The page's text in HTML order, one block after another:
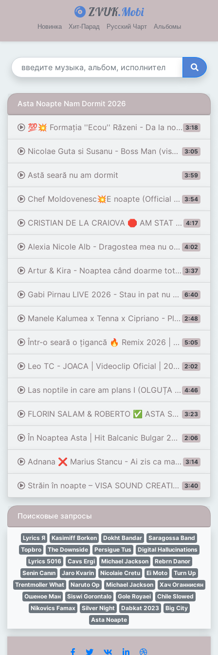
ZVUK.Mobi
Новинка Хит-Парад Русский Чарт Альбомы
Asta Noapte Nam Dormit 2026
3:18
💯💥 Formația ''Ecou'' Răzeni - Da la noapte-oi chefui 💥💯| (Official Video 4K)
3:05
Nicolae Guta si Susanu - Boss Man (visualizer 2026)
3:59
Astă seară nu am dormit
3:54
Chef Moldovenesc💥E noapte (Official Audio 2026)
4:17
CRISTIAN DE LA CRAIOVA 🛑 AM STAT ȘI NEDORMIT 🔥 LIVE 2026 (Barica & leonard Tănase )
4:02
Alexia Nicole Alb - Dragostea mea nu o meritai
3:37
Artur & Kira - Noaptea când doarme tot omul (Etno Hit 2026)
6:40
Gabi Pirnau LIVE 2026 - Stau in pat nu ma ia somnul / Dor mi a fost de tine- Colaj Ascultari
2:48
Manele Kalumea x Tenna x Cipriano - Plâng în noapte [Official Video]
5:05
Într-o seară o țigancă 🔥 Remix 2026 | Manele Noi 2026 | Taraf Live & Acordeon
2:02
Leo TC - JOACA | Videoclip Oficial | 2026
4:46
Las noptile in care am plans I (OLGUȚA BERBEC) Remix SIPEA 2026 I
3:23
FLORIN SALAM & ROBERTO ✅ ASTA SEARA MA IMBAT RAU ✅ BOMBA ✅ PREMIERA NEW SISTEM 2026
2:06
În Noaptea Asta | Hit Balcanic Bulgar 2026 💃🔥
3:14
Adnana ❌ Marius Stancu - Ai zis ca mai vorbim [Official Video] 2026
3:40
Străin în noapte – VISA SOUND CREATIONS | Muzică nouă românească 2026
Поисковые запросы
Lyrics Я Kasimiff Borken Dokht Bandar
Saragossa Band
Topbro
The Downside Persigue Tus
Digital Hallucinations
Lyrics 5016
Cavs Ergi Michael Jackson
Rebrn Danor
Senin Canın
Jaro Kvarin Nicolaie Cretu Ei Moto
Turn Up
Trentmoller What
Naruto Op Michael Jackson
Хач Оганнисян
Ошеное Ман
Siswi Gorontalo Gole Royaei
Chile Slowed
Nikovics Famax
Silver Night Dabkat 2023
Big City
Asta Noapte